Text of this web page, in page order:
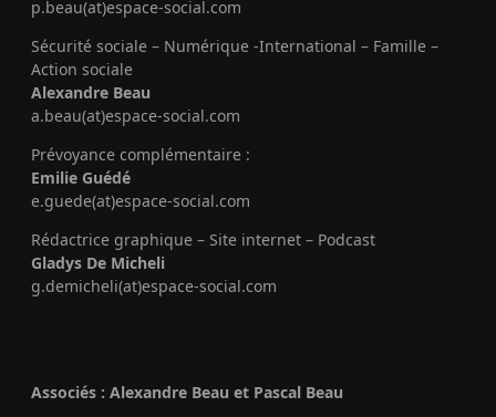
p.beau(at)espace-social.com
Sécurité sociale – Numérique -International – Famille –
Action sociale
Alexandre Beau
a.beau(at)espace-social.com
Prévoyance complémentaire :
Emilie Guédé
e.guede(at)espace-social.com
Rédactrice graphique – Site internet – Podcast
Gladys De Micheli
g.demicheli(at)espace-social.com
Associés : Alexandre Beau et Pascal Beau